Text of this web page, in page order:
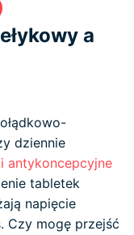
a
dziennie
antykoncepcyjne
tabletek
napięcie
Czy mogę przejść